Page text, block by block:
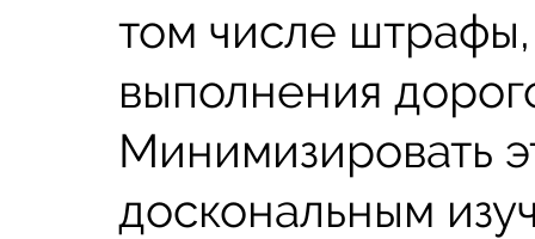
том числе
выполнения
Минимизировать
доскональным